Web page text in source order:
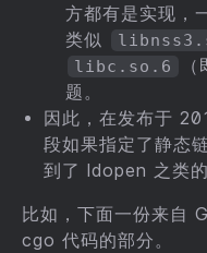
方都有是实现，
类似
libc.so.6
题。
因此，在发布于
段如果指定了静态
到了 ldopen 之类
比如，下面一份来自
cgo 代码的部分。